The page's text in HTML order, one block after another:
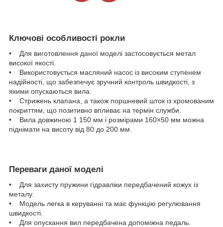
Ключові особливості рокли
• Для виготовлення даної моделі застосовується метал
високої якості.
• Використовується масляний насос із високим ступенем
надійності, що забезпечує зручний контроль швидкості, з
якими опускаються вила.
• Стрижень клапана, а також поршневий шток із хромованим
покриттям, що позитивно впливає на термін служби.
• Вила довжиною 1 150 мм і розмірами 160×50 мм можна
піднімати на висоту від 80 до 200 мм.
Переваги даної моделі
• Для захисту пружини гідравліки передбачений кожух із
металу.
• Модель легка в керуванні та має функцію регулювання
швидкості.
• Для опускання вил передбачена допоміжна педаль.